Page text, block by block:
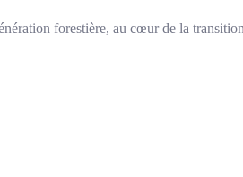
forestière, au cœur de la